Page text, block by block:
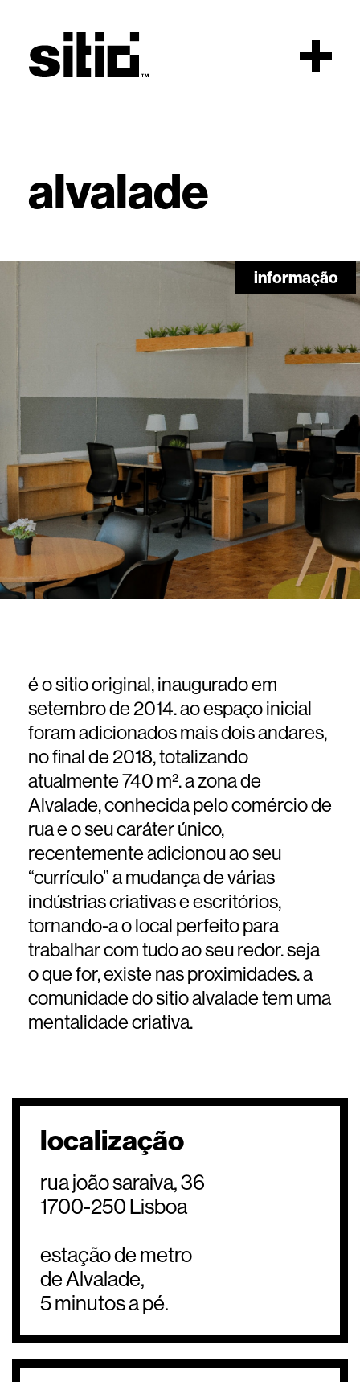
alvalade
informação
é o sitio original, inaugurado em
setembro de 2014. ao espaço inicial
foram adicionados mais dois andares,
no final de 2018, totalizando
atualmente 740 m². a zona de
Alvalade, conhecida pelo comércio de
rua e o seu caráter único,
recentemente adicionou ao seu
“currículo” a mudança de várias
indústrias criativas e escritórios,
tornando-a o local perfeito para
trabalhar com tudo ao seu redor. seja
o que for, existe nas proximidades. a
comunidade do sitio alvalade tem uma
mentalidade criativa.
localização
rua joão saraiva, 36
1700-250 Lisboa
estação de metro
de Alvalade,
5 minutos a pé.